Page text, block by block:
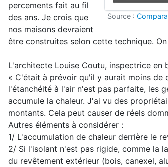
Source :
percements fait au fil
des ans. Je crois que
nos maisons devraient
être construites selon cette technique.
L'architecte Louise Coutu, inspectrice en
« C'était à prévoir qu'il y aurait moins de
l'étanchéité à l'air n'est pas parfaite, les
accumule la chaleur. J'ai vu des
montants. Cela peut causer de réels
Autres éléments à considérer :
1/ L'accumulation de chaleur derrière le
2/ Si l'isolant n'est pas rigide, comme la
du revêtement extérieur (bois, canexel,